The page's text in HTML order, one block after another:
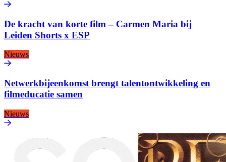
De kracht van korte film – Carmen Maria bij
Leiden Shorts x ESP
Nieuws
Netwerkbijeenkomst brengt talentontwikkeling en
filmeducatie samen
Nieuws